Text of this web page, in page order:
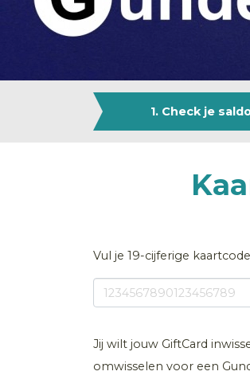
1. Check je
Vul je 19-cijferige
Jij wilt jouw GiftCard
omwisselen voor een